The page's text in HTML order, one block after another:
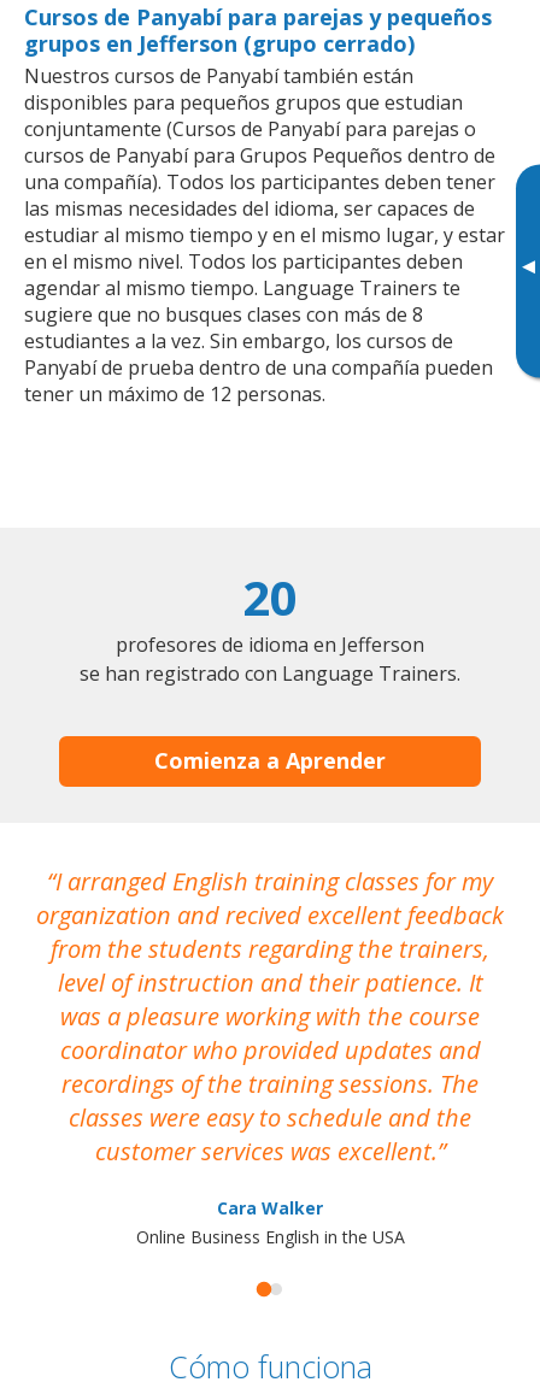
▸
Cursos de Panyabí para parejas y pequeños
grupos en Jefferson (grupo cerrado)
Nuestros cursos de Panyabí también están
disponibles para pequeños grupos que estudian
conjuntamente (Cursos de Panyabí para parejas o
cursos de Panyabí para Grupos Pequeños dentro de
una compañía). Todos los participantes deben tener
las mismas necesidades del idioma, ser capaces de
estudiar al mismo tiempo y en el mismo lugar, y estar
en el mismo nivel. Todos los participantes deben
agendar al mismo tiempo. Language Trainers te
sugiere que no busques clases con más de 8
estudiantes a la vez. Sin embargo, los cursos de
Panyabí de prueba dentro de una compañía pueden
tener un máximo de 12 personas.
20
profesores de idioma en Jefferson
se han registrado con Language Trainers.
Comienza a Aprender
I arranged English training classes for my
organization and recived excellent feedback
from the students regarding the trainers,
level of instruction and their patience. It
was a pleasure working with the course
coordinator who provided updates and
recordings of the training sessions. The
classes were easy to schedule and the
customer services was excellent.
Cara Walker
Online Business English in the USA
Cómo funciona